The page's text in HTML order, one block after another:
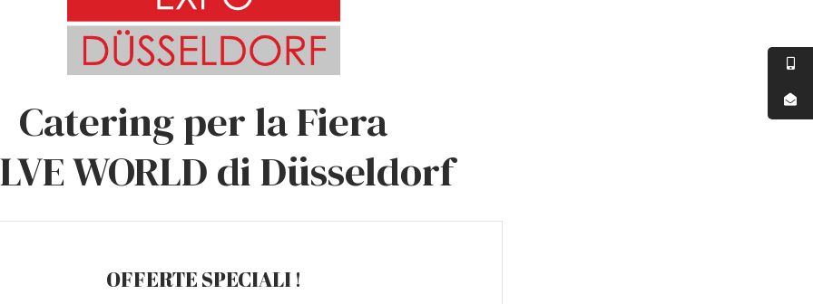
Catering per la Fiera
WORLD di Düsseldorf
OFFERTE SPECIALI !